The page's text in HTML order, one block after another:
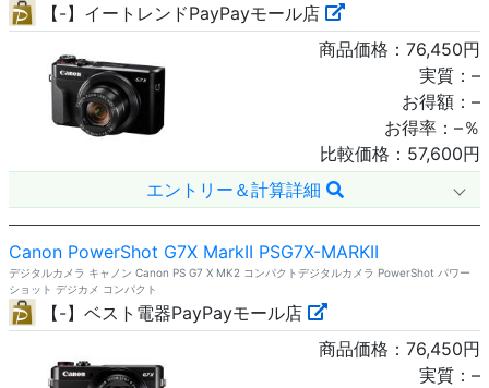
【-】イートレンドPayPayモール店
商品価格： 76,450円
実質： –
お得額： –
お得率： –％
比較価格： 57,600円
エントリー＆計算詳細
Canon PowerShot G7X MarkII PSG7X-MARKII
デジタルカメラ キャノン Canon PS G7 X MK2 コンパクトデジタルカメラ PowerShot パワー
ショット デジカメ コンパクト
【-】ベスト電器PayPayモール店
商品価格： 76,450円
実質： –